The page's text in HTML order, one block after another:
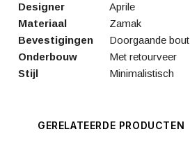
Designer
Aprile
Materiaal
Zamak
Bevestigingen
Doorgaande bout
Onderbouw
Met retourveer
Stijl
Minimalistisch
GERELATEERDE PRODUCTEN